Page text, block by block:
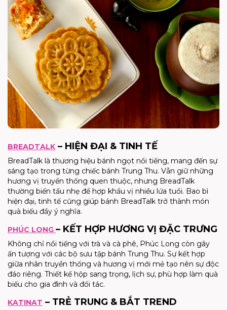
BREADTALK – HIỆN ĐẠI & TINH TẾ
BreadTalk là thương hiệu bánh ngọt nổi tiếng, mang đến sự
sáng tạo trong từng chiếc bánh Trung Thu. Vẫn giữ những
hương vị truyền thống quen thuộc, nhưng BreadTalk
thường biến tấu nhẹ để hợp khẩu vị nhiều lứa tuổi. Bao bì
hiện đại, tinh tế cũng giúp bánh BreadTalk trở thành món
quà biếu đầy ý nghĩa.
PHÚC LONG – KẾT HỢP HƯƠNG VỊ ĐẶC TRƯNG
Không chỉ nổi tiếng với trà và cà phê, Phúc Long còn gây
ấn tượng với các bộ sưu tập bánh Trung Thu. Sự kết hợp
giữa nhân truyền thống và hương vị mới mẻ tạo nên sự độc
đáo riêng. Thiết kế hộp sang trọng, lịch sự, phù hợp làm quà
biếu cho gia đình và đối tác.
KATINAT – TRẺ TRUNG & BẮT TREND